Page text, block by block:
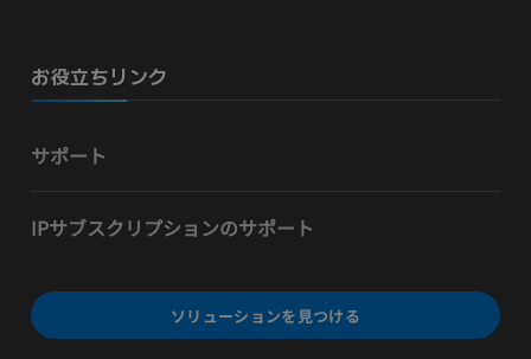
お役立ちリンク
サポート
IPサブスクリプションのサポート
ソリューションを見つける